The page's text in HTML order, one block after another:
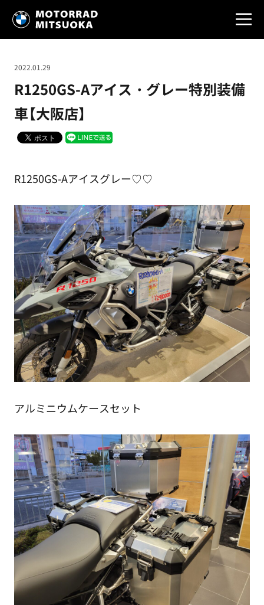
R1250GS-Aアイス・グレー特別装備
車【大阪店】
2022.01.29
R1250GS-Aアイスグレー♡♡
アルミニウムケースセット